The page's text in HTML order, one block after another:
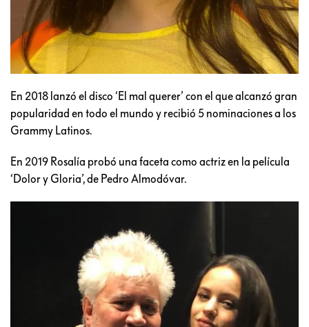
En 2018 lanzó el disco ‘El mal querer’ con el que alcanzó gran
popularidad en todo el mundo y recibió 5 nominaciones a los
Grammy Latinos.
En 2019 Rosalía probó una faceta como actriz en la película
‘Dolor y Gloria’, de Pedro Almodóvar.